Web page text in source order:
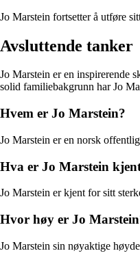
Jo Marstein fortsetter å utføre
Avsluttende tanker
Jo Marstein er en inspirerende
solid familiebakgrunn har Jo
Hvem er Jo Marstein?
Jo Marstein er en norsk
Hva er Jo Marstein
Jo Marstein er kjent for sitt
Hvor høy er Jo
Jo Marstein sin nøyaktige